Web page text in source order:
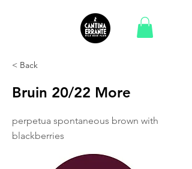
< Back
Bruin 20/22 More
perpetua spontaneous brown with
blackberries